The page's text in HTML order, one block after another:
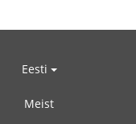
Eesti
Meist